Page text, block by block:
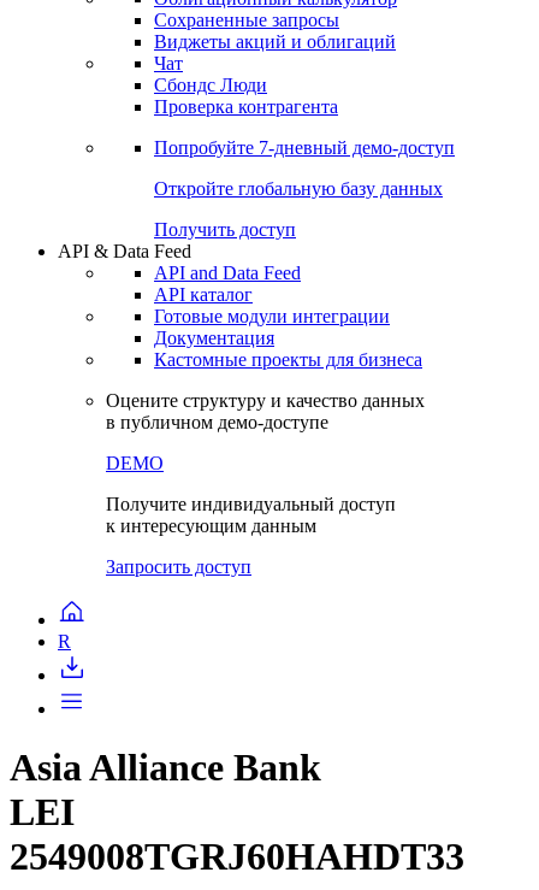
Сохраненные запросы
Виджеты акций и облигаций
Чат
Сбондс Люди
Проверка контрагента
Попробуйте 7-дневный демо-доступ
Откройте глобальную базу данных
Получить доступ
API & Data Feed
API and Data Feed
API каталог
Готовые модули интеграции
Документация
Кастомные проекты для бизнеса
Оцените структуру и качество данных
в публичном демо-доступе
DEMO
Получите индивидуальный доступ
к интересующим данным
Запросить доступ
R
Asia Alliance Bank
LEI
2549008TGRJ60HAHDT33